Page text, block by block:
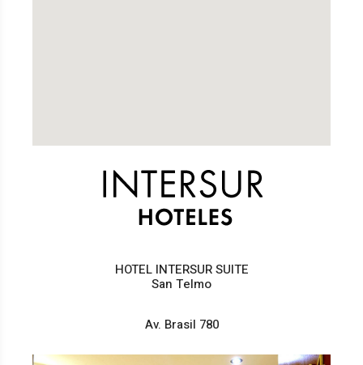
HOTEL INTERSUR SUITE
San Telmo
Av. Brasil 780